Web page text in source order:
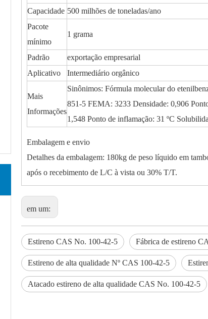
Capacidade 500 milhões de toneladas/ano
Pacote
mínimo
1 grama
Padrão
exportação empresarial
Aplicativo
Intermediário orgânico
Mais
Informações
Sinônimos: Fórmula molecular do
851-5 FEMA: 3233 Densidade: 0,906
1,548 Ponto de inflamação: 31 ºC
Embalagem e envio
Detalhes da embalagem: 180kg de peso líquido em
após o recebimento de L/C à vista ou 30% T/T.
em um:
Estireno CAS No. 100-42-5 Fábrica de estireno
Estireno de alta qualidade Nº CAS 100-42-5
Atacado estireno de alta qualidade CAS No. 100-42-5